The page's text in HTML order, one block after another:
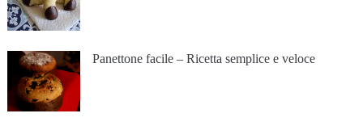
Panettone facile – Ricetta semplice e veloce